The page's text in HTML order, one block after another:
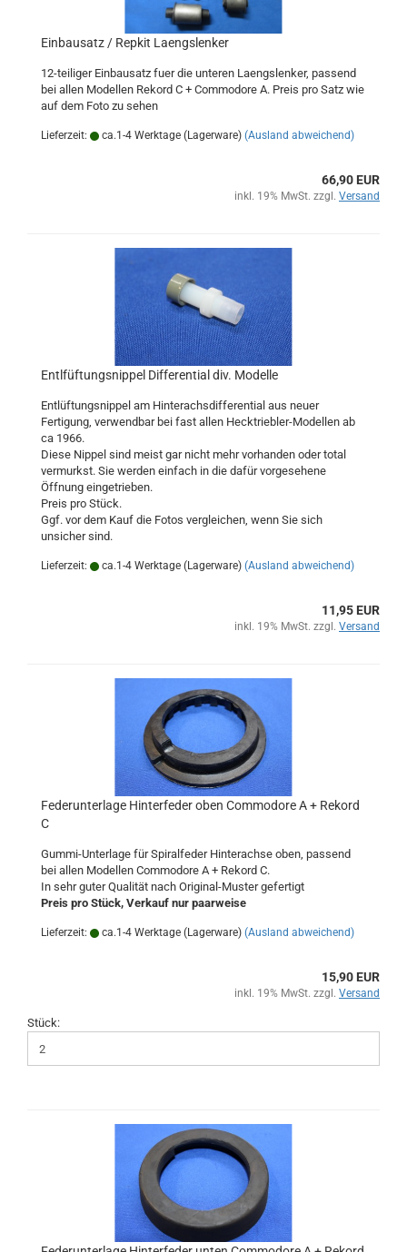
Einbausatz / Repkit Laengslenker
12-teiliger Einbausatz fuer die unteren Laengslenker, passend
bei allen Modellen Rekord C + Commodore A. Preis pro Satz wie
auf dem Foto zu sehen
Lieferzeit: ca.1-4 Werktage (Lagerware) (Ausland abweichend)
66,90 EUR
inkl. 19% MwSt. zzgl. Versand
Entlfüftungsnippel Differential div. Modelle
Entlüftungsnippel am Hinterachsdifferential aus neuer
Fertigung, verwendbar bei fast allen Hecktriebler-Modellen ab
ca 1966.
Diese Nippel sind meist gar nicht mehr vorhanden oder total
vermurkst. Sie werden einfach in die dafür vorgesehene
Öffnung eingetrieben.
Preis pro Stück.
Ggf. vor dem Kauf die Fotos vergleichen, wenn Sie sich
unsicher sind.
Lieferzeit: ca.1-4 Werktage (Lagerware) (Ausland abweichend)
11,95 EUR
inkl. 19% MwSt. zzgl. Versand
Federunterlage Hinterfeder oben Commodore A + Rekord
C
Gummi-Unterlage für Spiralfeder Hinterachse oben, passend
bei allen Modellen Commodore A + Rekord C.
In sehr guter Qualität nach Original-Muster gefertigt
Preis pro Stück, Verkauf nur paarweise
Lieferzeit: ca.1-4 Werktage (Lagerware) (Ausland abweichend)
15,90 EUR
inkl. 19% MwSt. zzgl. Versand
Stück: